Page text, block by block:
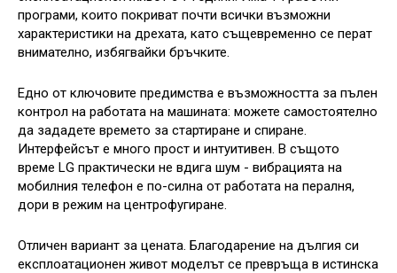
програми, които покриват почти всички възможни
характеристики на дрехата, като същевременно се перат
внимателно, избягвайки бръчките.
Едно от ключовите предимства е възможността за пълен
контрол на работата на машината: можете самостоятелно
да зададете времето за стартиране и спиране.
Интерфейсът е много прост и интуитивен. В същото
време LG практически не вдига шум - вибрацията на
мобилния телефон е по-силна от работата на пералня,
дори в режим на центрофугиране.
Отличен вариант за цената. Благодарение на дългия си
експлоатационен живот моделът се превръща в истинска